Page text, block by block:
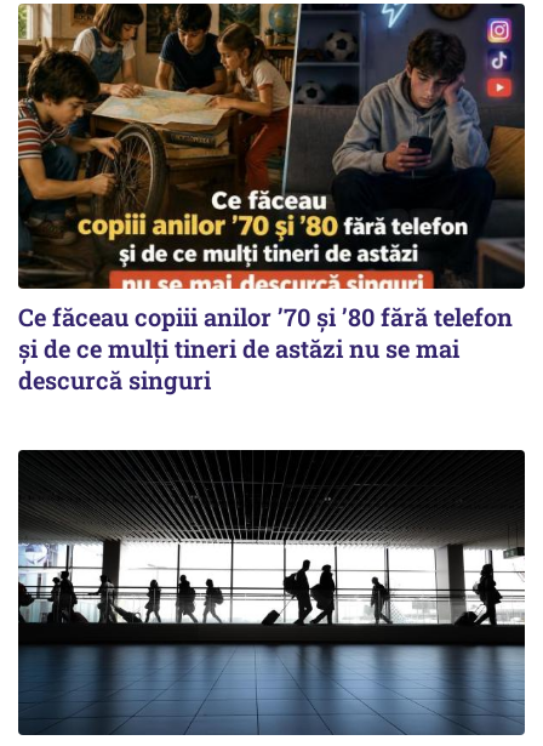
Ce făceau copiii anilor ’70 și ’80 fără telefon
și de ce mulți tineri de astăzi nu se mai
descurcă singuri